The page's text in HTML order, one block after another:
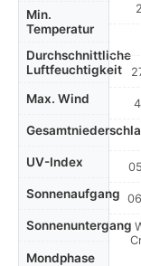
Min.
Temperatur
Durchschnittliche
Luftfeuchtigkeit
Max. Wind
UV-Index
Sonnenaufgang
Sonnenuntergang
Mondphase